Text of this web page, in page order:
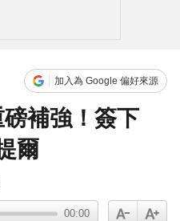
加入為 Google 偏好來源
補強！簽下
爾
00:00